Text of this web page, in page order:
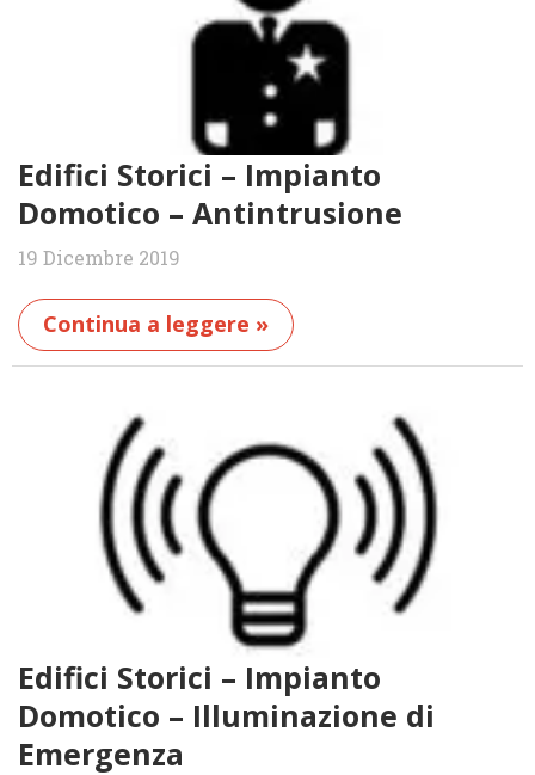
Edifici Storici – Impianto
Domotico – Antintrusione
19 Dicembre 2019
Continua a leggere »
Edifici Storici – Impianto
Domotico – Illuminazione di
Emergenza